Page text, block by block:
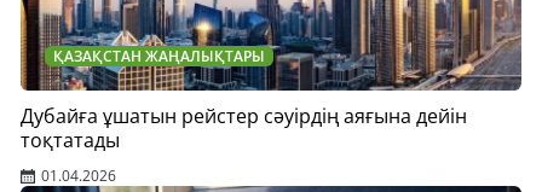
ҚАЗАҚСТАН ЖАҢАЛЫҚТАРЫ
Дубайға ұшатын рейстер сәуірдің аяғына дейін
тоқтатады
01.04.2026